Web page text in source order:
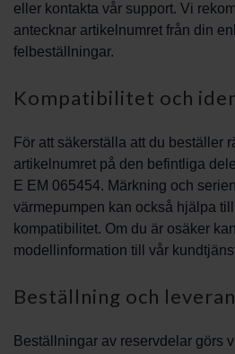
eller kontakta vår support. Vi
antecknar artikelnumret från din
felbeställningar.
Kompatibilitet och
För att säkerställa att du beställer
artikelnumret på den befintliga
E EM 065454. Märkning och
värmepumpen kan också hjälpa
kompatibilitet. Om du är osäker
modellinformation till vår
Beställning och
Beställningar av reservdelar görs